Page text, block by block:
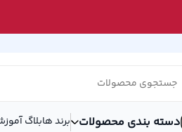
دسته بندی محصولات برند هابلاگ